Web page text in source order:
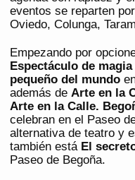
eventos se reparten
Oviedo, Colunga,
Empezando por
Espectáculo de
pequeño del mundo
además de Arte en la
Arte en la Calle.
celebran en el Paseo
alternativa de teatro y
también está El
Paseo de Begoña.